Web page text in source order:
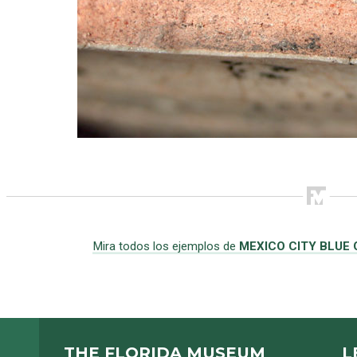
Mira todos los ejemplos de MEXICO CITY BLUE
THE FLORIDA MUSEUM